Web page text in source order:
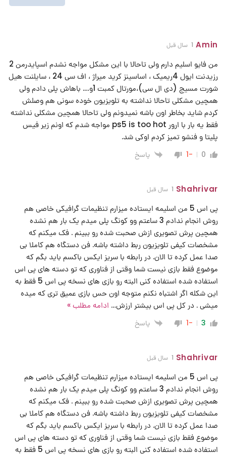
Amin 1 سال قبل
من فایو اسلیم دارم ولی تاحالا با این مشکل مواجه نشدم اسپایدرمن 2
رزیدنت ایول 4ریمیک ، اساسینز کرید میراژ ، اف سی 24 ، سایلنت هیل
شورت مسیج (دی ال سی)،مورتال کمبت 1و…. باهاش پلی دادم ولی
همچین مشکلی تاحالا نداشته به تلویزیون خوده سونی هم وصلش
کردم شاید بخاطر اون باشه نمیدونم ولی تاحالا همچین مشکلی نداشته
فقط یه بار با ارور ps5 is too hot مواجه شدم که اونم زیر فیس
پلیتا و فنشو تمیز کردم اوکی شد.
0
-1 پاسخ
Shahrivar 1 سال قبل
پی اس 5 من اسلیمه ایستاده میزارم تنظیمات گرافیکی خاصی هم
روش انجام ندادم 3 ساعتم وو کونگ پلی میدم یک بار هم نشده
همچین پرش تصویری ازش صحبت شده رو ببینم . فک میکنم که
مشخصات کیفی تلویزیون ربط داشته باشه. فن دستگاه هم کاملا بی
صدا عمل کرده تا الان. در رابطه با سریز ایکس باکسم باید بگم که
موضوع فقط بازی نیست شما وقتی از فناوری که تو دسته های پی اس
استفاده شده استفاده کنی البته رو بازی های نسخه پی اس 5 فقط به
این شکله اگر اشتباه نکنم متوجه اون حس بازی عمیق تری که میده
میشی . در کل پی اس بیشتر ارزش… ادامه مطلب »
3
-1 پاسخ
Shahrivar 1 سال قبل
پی اس 5 من اسلیمه ایستاده میزارم تنظیمات گرافیکی خاصی هم
روش انجام ندادم 3 ساعتم وو کونگ پلی میدم یک بار هم نشده
همچین پرش تصویری ازش صحبت شده رو ببینم . فک میکنم که
مشخصات کیفی تلویزیون ربط داشته باشه. فن دستگاه هم کاملا بی
صدا عمل کرده تا الان. در رابطه با سریز ایکس باکسم باید بگم که
موضوع فقط بازی نیست شما وقتی از فناوری که تو دسته های پی اس
استفاده شده استفاده کنی البته رو بازی های نسخه پی اس 5 فقط به